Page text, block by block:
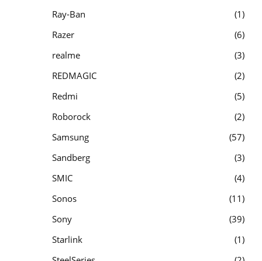
Ray-Ban
1
Razer
6
realme
3
REDMAGIC
2
Redmi
5
Roborock
2
Samsung
57
Sandberg
3
SMIC
4
Sonos
11
Sony
39
Starlink
1